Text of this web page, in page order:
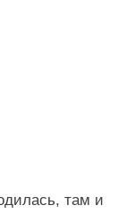
там и